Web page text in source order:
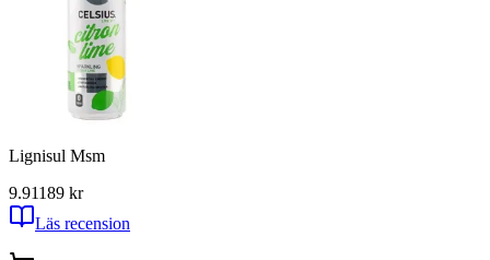
Lignisul Msm
9.91189 kr
Läs recension